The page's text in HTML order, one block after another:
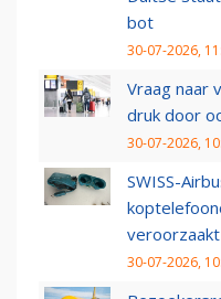
bot
30-07-2026,
Vraag naar
druk door
30-07-2026,
SWISS-
veroorzaakt
30-07-2026,